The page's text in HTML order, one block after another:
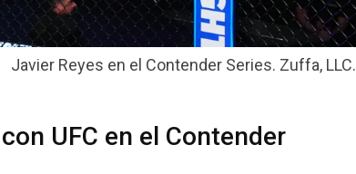
Javier Reyes en el Contender Series. Zuffa, LLC.
UFC en el Contender